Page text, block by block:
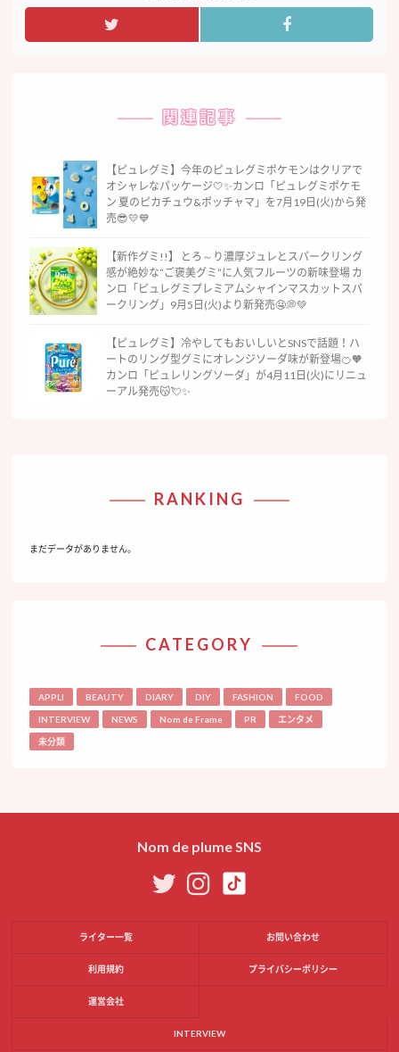
関連記事
【ピュレグミ】今年のピュレグミポケモンはクリアで
オシャレなパッケージ🤍✨カンロ「ピュレグミポケモ
ン 夏のピカチュウ&ポッチャマ」を7月19日(火)から発
売😎💛💙
【新作グミ!!】 とろ～り濃厚ジュレとスパークリング
感が絶妙な“ご褒美グミ”に人気フルーツの新味登場 カ
ンロ「ピュレグミプレミアムシャインマスカットスパ
ークリング」9月5日(火)より新発売🤤💭💚
【ピュレグミ】冷やしてもおいしいとSNSで話題！ハ
ートのリング型グミにオレンジソーダ味が新登場🍊🧡
カンロ「ピュレリングソーダ」が4月11日(火)にリニュ
ーアル発売😽💘✨
RANKING
まだデータがありません。
CATEGORY
APPLI BEAUTY DIARY DIY FASHION FOOD
INTERVIEW NEWS Nom de Frame PR エンタメ
未分類
Nom de plume SNS
ライター一覧 お問い合わせ
利用規約 プライバシーポリシー
運営会社
INTERVIEW